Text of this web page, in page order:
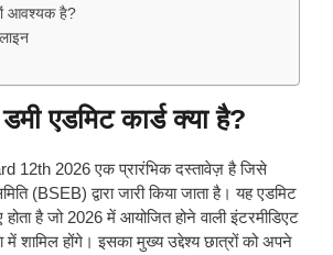
आवश्यक है?
एडमिट कार्ड क्या है?
12th 2026 एक प्रारंभिक दस्तावेज़ है जिसे
समिति (BSEB) द्वारा जारी किया जाता है। यह एडमिट
होता है जो 2026 में आयोजित होने वाली इंटरमीडिएट
में शामिल होंगे। इसका मुख्य उद्देश्य छात्रों को अपने